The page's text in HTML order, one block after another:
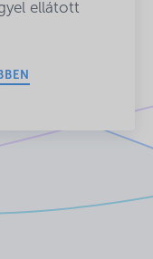
ellátott